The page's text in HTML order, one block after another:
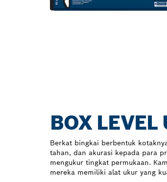
BOX LEVEL
Berkat bingkai berbentuk
tahan, dan akurasi kepada para
mengukur tingkat permukaan.
mereka memiliki alat ukur yang